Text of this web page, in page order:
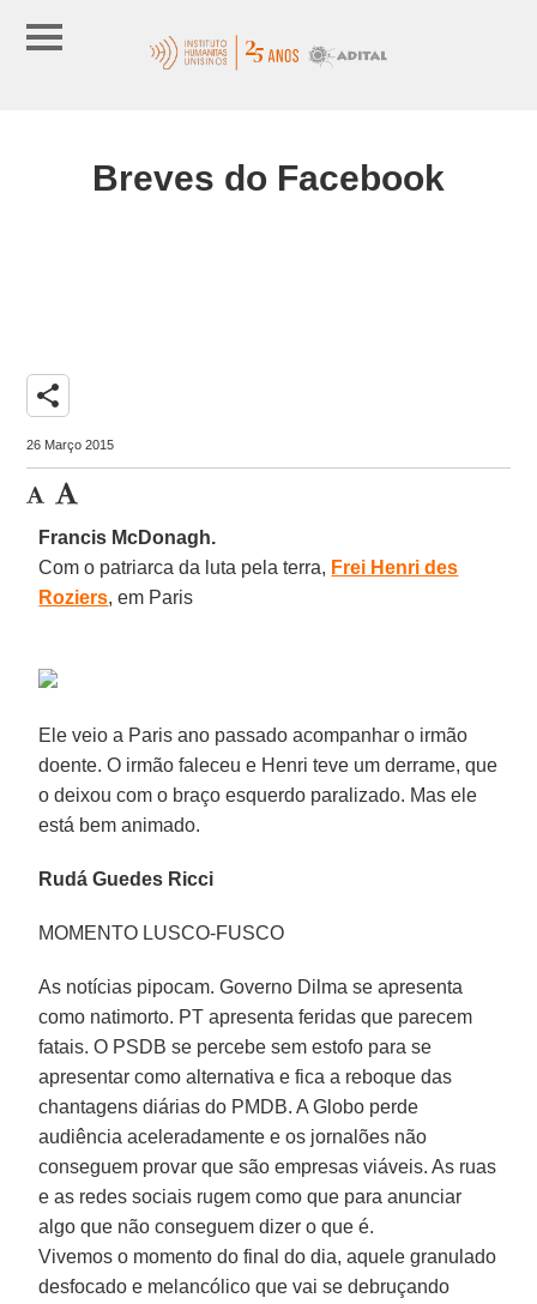
Breves do Facebook
share
26 Março 2015
Francis McDonagh.
Com o patriarca da luta pela terra, Frei Henri des
Roziers, em Paris
Ele veio a Paris ano passado acompanhar o irmão
doente. O irmão faleceu e Henri teve um derrame, que
o deixou com o braço esquerdo paralizado. Mas ele
está bem animado.
Rudá Guedes Ricci
MOMENTO LUSCO-FUSCO
As notícias pipocam. Governo Dilma se apresenta
como natimorto. PT apresenta feridas que parecem
fatais. O PSDB se percebe sem estofo para se
apresentar como alternativa e fica a reboque das
chantagens diárias do PMDB. A Globo perde
audiência aceleradamente e os jornalões não
conseguem provar que são empresas viáveis. As ruas
e as redes sociais rugem como que para anunciar
algo que não conseguem dizer o que é.
Vivemos o momento do final do dia, aquele granulado
desfocado e melancólico que vai se debruçando